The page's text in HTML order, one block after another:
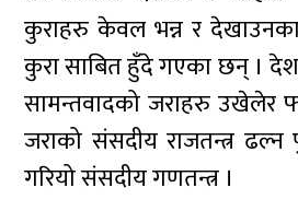
कुराहरु केवल भन्न र देखाउनका
कुरा साबित हुँदे गएका छन् ।
सामन्तवादको जराहरु उखेलेर
जराको संसदीय राजतन्त्र ढल्न
गरियो संसदीय गणतन्त्र ।